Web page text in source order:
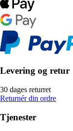
Levering og retur
30 dages returret
Returnér din ordre
Tjenester